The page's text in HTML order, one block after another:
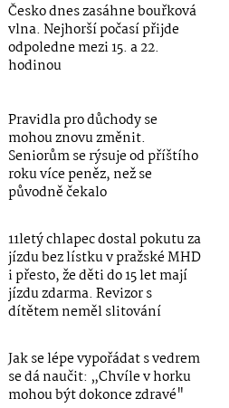
Česko dnes zasáhne bouřková
vlna. Nejhorší počasí přijde
odpoledne mezi 15. a 22.
hodinou
Pravidla pro důchody se
mohou znovu změnit.
Seniorům se rýsuje od příštího
roku více peněz, než se
původně čekalo
11letý chlapec dostal pokutu za
jízdu bez lístku v pražské MHD
i přesto, že děti do 15 let mají
jízdu zdarma. Revizor s
dítětem neměl slitování
Jak se lépe vypořádat s vedrem
se dá naučit: „Chvíle v horku
mohou být dokonce zdravé"